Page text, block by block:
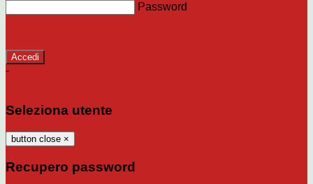
Password
-
Seleziona utente
button close ×
Recupero password